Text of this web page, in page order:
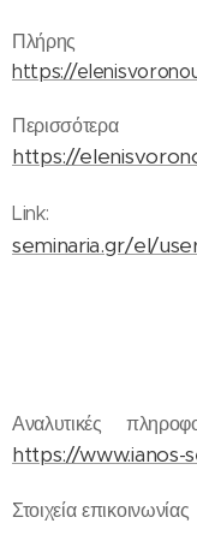
Πλήρης
https://
https://
seminaria.gr/el/
Αναλυτικές
https://www.ianos-
Στοιχεία επικοινωνίας